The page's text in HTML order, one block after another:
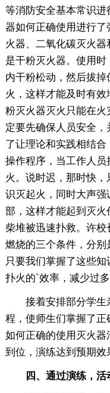
等消防安全基本常识
器如何正确使用进行了
火器、二氧化碳灭火
是干粉灭火器。使用
内干粉松动，然后拔
火，这样才能及时有
粉灭火器灭火只能在
定要先确保人员安全，
了让理论和实践相结
操作程序，当工作人
火。说时迟，那时快
识灭起火，同时大声强
部，这样才能起到灭火
柴堆被迅速扑救。许校
燃烧的三个条件，分别
只要我们掌握了这些
扑火的`效率，减少过
接着安排部分学生
程，使师生们掌握了
如何正确的使用灭火
到位，演练达到预期效
四、通过演练，活